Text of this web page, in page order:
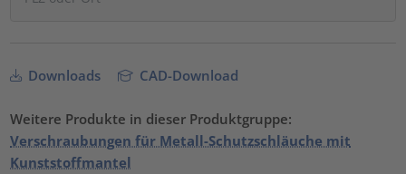
Downloads CAD-Download
Weitere Produkte in dieser Produktgruppe:
Verschraubungen für Metall-Schutzschläuche mit
Kunststoffmantel